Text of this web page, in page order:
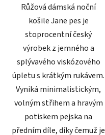
Růžová dámská noční
košile Jane pes je
stoprocentní český
výrobek z jemného a
splývavého viskózového
úpletu s krátkým rukávem.
Vyniká minimalistickým,
volným střihem a hravým
potiskem pejska na
předním díle, díky čemuž je